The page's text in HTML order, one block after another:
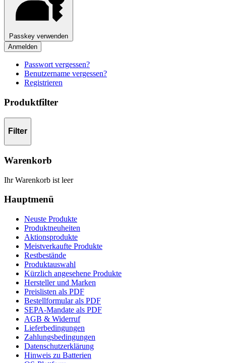
Passkey verwenden
Anmelden
Passwort vergessen?
Benutzername vergessen?
Registrieren
Produktfilter
Filter
Warenkorb
Ihr Warenkorb ist leer
Hauptmenü
Neuste Produkte
Produktneuheiten
Aktionsprodukte
Meistverkaufte Produkte
Restbestände
Produktauswahl
Kürzlich angesehene Produkte
Hersteller und Marken
Preislisten als PDF
Bestellformular als PDF
SEPA-Mandate als PDF
AGB & Widerruf
Lieferbedingungen
Zahlungsbedingungen
Datenschutzerklärung
Hinweis zu Batterien